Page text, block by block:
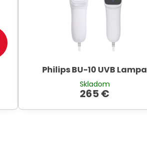
Philips BU-10 UVB Lampa
Skladom
265 €